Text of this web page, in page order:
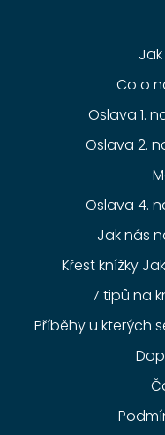
Co o
Oslava 1.
Oslava 2.
Oslava 4.
Jak nás
Křest knížky
7 tipů na
Příběhy u kterých